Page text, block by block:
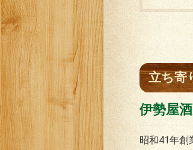
立ち寄
伊勢屋
昭和41年創